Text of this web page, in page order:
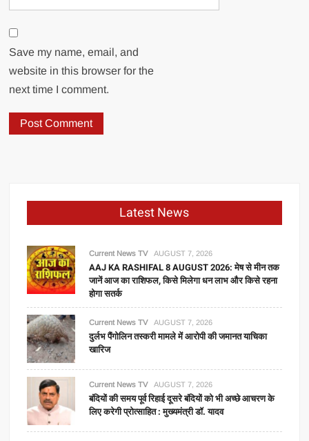
Save my name, email, and
website in this browser for the
next time I comment.
Latest News
Current News TV AUGUST 7, 2026
AAJ KA RASHIFAL 8 AUGUST 2026: मेष से मीन तक
जानें आज का राशिफल, किसे मिलेगा धन लाभ और किसे रहना
होगा सतर्क
Current News TV AUGUST 7, 2026
दुर्लभ पैंगोलिन तस्करी मामले में आरोपी की जमानत याचिका
खारिज
Current News TV AUGUST 7, 2026
बंदियों की समय पूर्व रिहाई दूसरे बंदियों को भी अच्छे आचरण के
लिए करेगी प्रोत्साहित : मुख्यमंत्री डॉ. यादव